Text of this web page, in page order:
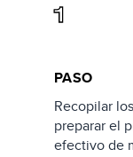
1
PASO
Recopilar
preparar el
efectivo de